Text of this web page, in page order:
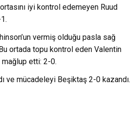
iyi kontrol edemeyen Ruud
vermiş olduğu pasla sağ
ortada topu kontrol eden Valentin
mağlup etti: 2-0.
ve mücadeleyi Beşiktaş 2-0 kazandı.